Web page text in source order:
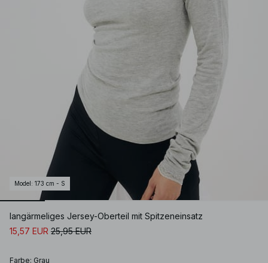
Model : 173 cm - S
langärmeliges Jersey-Oberteil mit Spitzeneinsatz
15,57 EUR 25,95 EUR
Farbe: Grau